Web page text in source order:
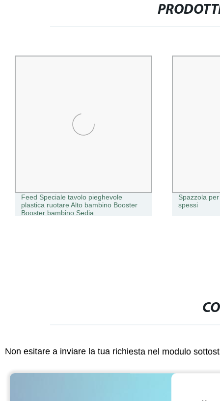
Feed Speciale tavolo pieghevole
plastica ruotare Alto bambino Booster
Booster bambino Sedia
Spazzola
spessi
Non esitare a inviare la tua richiesta nel modulo